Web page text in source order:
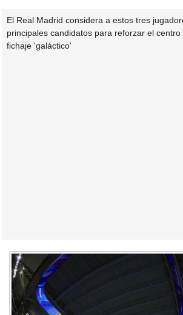
El Real Madrid considera a estos tres
principales candidatos para reforzar el
fichaje 'galáctico'